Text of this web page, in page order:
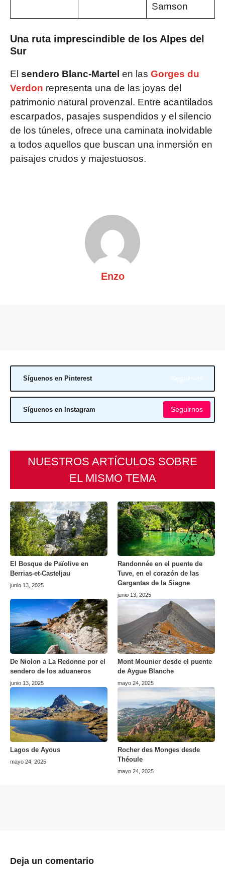
Samson
Una ruta imprescindible de los Alpes del
Sur
El sendero Blanc-Martel en las Gorges du
Verdon representa una de las joyas del
patrimonio natural provenzal. Entre acantilados
escarpados, pasajes suspendidos y el silencio
de los túneles, ofrece una caminata inolvidable
a todos aquellos que buscan una inmersión en
paisajes crudos y majestuosos.
Enzo
Síguenos en Pinterest
Síguenos en Instagram Seguirnos
NUESTROS ARTÍCULOS SOBRE
EL MISMO TEMA
El Bosque de Païolive en
Berrias-et-Casteljau
junio 13, 2025
Randonnée en el puente de
Tuve, en el corazón de las
Gargantas de la Siagne
junio 13, 2025
De Niolon a La Redonne por el
sendero de los aduaneros
junio 13, 2025
Mont Mounier desde el puente
de Aygue Blanche
mayo 24, 2025
Lagos de Ayous
mayo 24, 2025
Rocher des Monges desde
Théoule
mayo 24, 2025
Deja un comentario